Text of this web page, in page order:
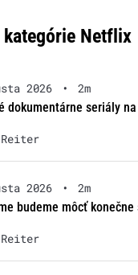
Netflix
2026 •
2m
dokumentárne seriály
2026 •
2m
budeme môcť